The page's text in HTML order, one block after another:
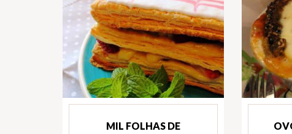
MIL FOLHAS DE